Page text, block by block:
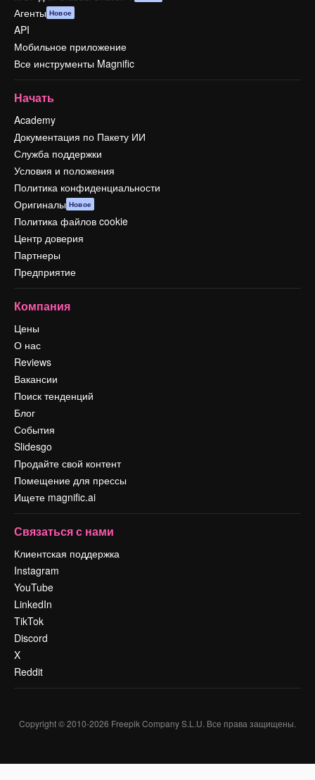
Агенты Новое
API
Мобильное приложение
Все инструменты Magnific
Начать
Academy
Документация по Пакету ИИ
Служба поддержки
Условия и положения
Политика конфиденциальности
Оригиналы Новое
Политика файлов cookie
Центр доверия
Партнеры
Предприятие
Компания
Цены
О нас
Reviews
Вакансии
Поиск тенденций
Блог
События
Slidesgo
Продайте свой контент
Помещение для прессы
Ищете magnific.ai
Связаться с нами
Клиентская поддержка
Instagram
YouTube
LinkedIn
TikTok
Discord
X
Reddit
Copyright © 2010-2026 Freepik Company S.L.U. Все права защищены.